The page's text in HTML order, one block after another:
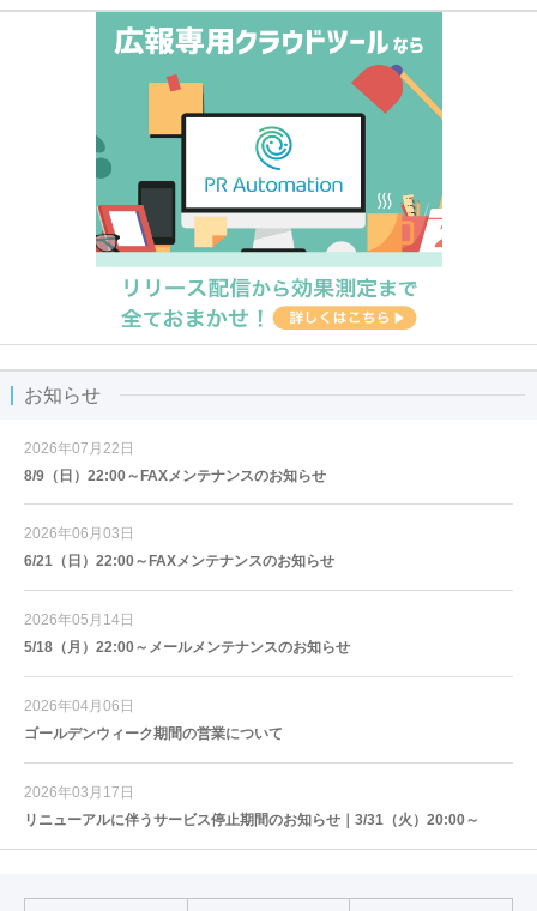
お知らせ
2026年07月22日
8/9（日）22:00～FAXメンテナンスのお知らせ
2026年06月03日
6/21（日）22:00～FAXメンテナンスのお知らせ
2026年05月14日
5/18（月）22:00～メールメンテナンスのお知らせ
2026年04月06日
ゴールデンウィーク期間の営業について
2026年03月17日
リニューアルに伴うサービス停止期間のお知らせ｜3/31（火）20:00～